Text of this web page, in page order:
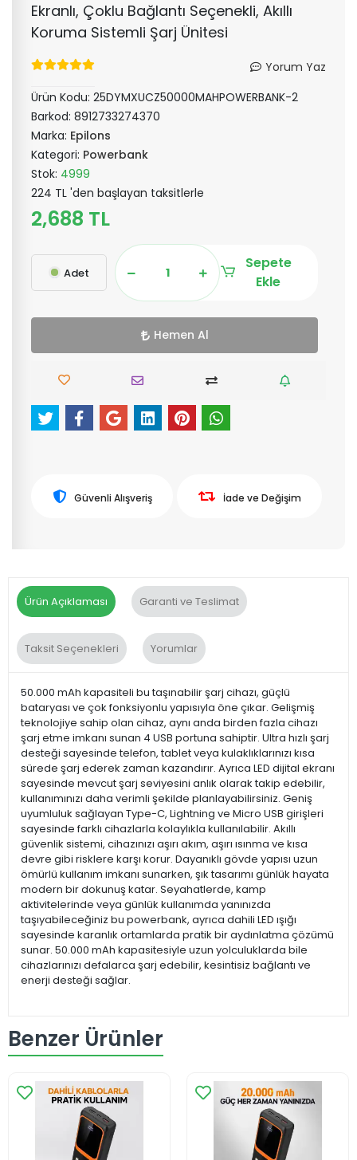
Ekranlı, Çoklu Bağlantı Seçenekli, Akıllı
Koruma Sistemli Şarj Ünitesi
Yorum Yaz
Ürün Kodu: 25DYMXUCZ50000MAHPOWERBANK-2
Barkod: 8912733274370
Marka: Epilons
Kategori: Powerbank
Stok: 4999
224 TL 'den başlayan taksitlerle
2,688 TL
Adet
Sepete
Ekle
Hemen Al
Güvenli Alışveriş İade ve Değişim
Ürün Açıklaması Garanti ve Teslimat
Taksit Seçenekleri Yorumlar
50.000 mAh kapasiteli bu taşınabilir şarj cihazı, güçlü
bataryası ve çok fonksiyonlu yapısıyla öne çıkar. Gelişmiş
teknolojiye sahip olan cihaz, aynı anda birden fazla cihazı
şarj etme imkanı sunan 4 USB portuna sahiptir. Ultra hızlı şarj
desteği sayesinde telefon, tablet veya kulaklıklarınızı kısa
sürede şarj ederek zaman kazandırır. Ayrıca LED dijital ekranı
sayesinde mevcut şarj seviyesini anlık olarak takip edebilir,
kullanımınızı daha verimli şekilde planlayabilirsiniz. Geniş
uyumluluk sağlayan Type-C, Lightning ve Micro USB girişleri
sayesinde farklı cihazlarla kolaylıkla kullanılabilir. Akıllı
güvenlik sistemi, cihazınızı aşırı akım, aşırı ısınma ve kısa
devre gibi risklere karşı korur. Dayanıklı gövde yapısı uzun
ömürlü kullanım imkanı sunarken, şık tasarımı günlük hayata
modern bir dokunuş katar. Seyahatlerde, kamp
aktivitelerinde veya günlük kullanımda yanınızda
taşıyabileceğiniz bu powerbank, ayrıca dahili LED ışığı
sayesinde karanlık ortamlarda pratik bir aydınlatma çözümü
sunar. 50.000 mAh kapasitesiyle uzun yolculuklarda bile
cihazlarınızı defalarca şarj edebilir, kesintisiz bağlantı ve
enerji desteği sağlar.
Benzer Ürünler